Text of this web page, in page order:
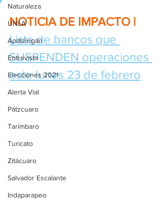
Naturaleza
UNLA
Apatzingán
Entrevista
Elecciones 2021
Alerta Vial
Pátzcuaro
Tarímbaro
Turicato
Zitácuaro
Salvador Escalante
Indaparapeo
NOTICIA DE IMPACTO |
Lista de bancos que
SUSPENDEN operaciones
este lunes 23 de febrero